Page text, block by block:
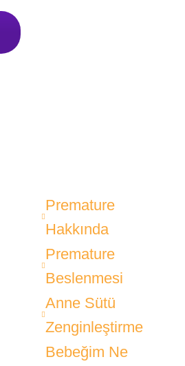
Premature
Hakkında
Premature
Beslenmesi
Anne Sütü
Zenginleştirme
Bebeğim Ne